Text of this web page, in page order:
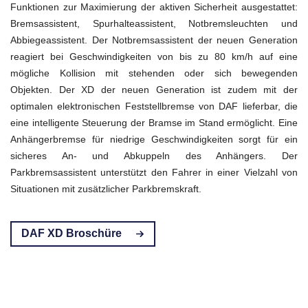
Funktionen zur Maximierung der aktiven Sicherheit ausgestattet:
Bremsassistent, Spurhalteassistent, Notbremsleuchten und
Abbiegeassistent. Der Notbremsassistent der neuen Generation
reagiert bei Geschwindigkeiten von bis zu 80 km/h auf eine
mögliche Kollision mit stehenden oder sich bewegenden
Objekten. Der XD der neuen Generation ist zudem mit der
optimalen elektronischen Feststellbremse von DAF lieferbar, die
eine intelligente Steuerung der Bramse im Stand ermöglicht. Eine
Anhängerbremse für niedrige Geschwindigkeiten sorgt für ein
sicheres An- und Abkuppeln des Anhängers. Der
Parkbremsassistent unterstützt den Fahrer in einer Vielzahl von
Situationen mit zusätzlicher Parkbremskraft.
DAF XD Broschüre